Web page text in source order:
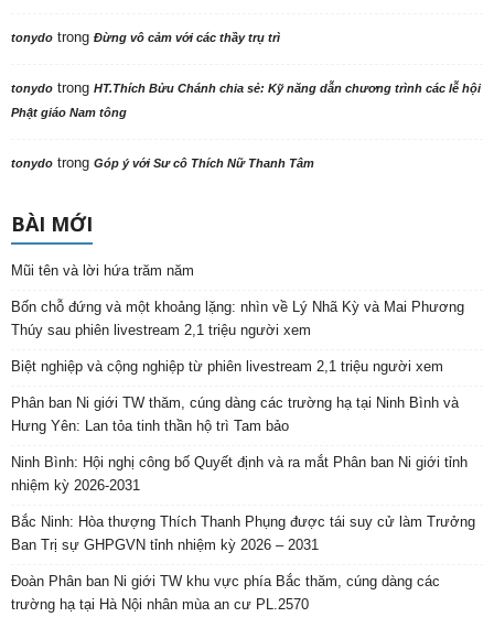
tonydo trong Đừng vô cảm với các thầy trụ trì
tonydo trong HT.Thích Bửu Chánh chia sẻ: Kỹ năng dẫn chương trình các lễ hội
Phật giáo Nam tông
tonydo trong Góp ý với Sư cô Thích Nữ Thanh Tâm
BÀI MỚI
Mũi tên và lời hứa trăm năm
Bốn chỗ đứng và một khoảng lặng: nhìn về Lý Nhã Kỳ và Mai Phương
Thúy sau phiên livestream 2,1 triệu người xem
Biệt nghiệp và cộng nghiệp từ phiên livestream 2,1 triệu người xem
Phân ban Ni giới TW thăm, cúng dàng các trường hạ tại Ninh Bình và
Hưng Yên: Lan tỏa tinh thần hộ trì Tam bảo
Ninh Bình: Hội nghị công bố Quyết định và ra mắt Phân ban Ni giới tỉnh
nhiệm kỳ 2026-2031
Bắc Ninh: Hòa thượng Thích Thanh Phụng được tái suy cử làm Trưởng
Ban Trị sự GHPGVN tỉnh nhiệm kỳ 2026 – 2031
Đoàn Phân ban Ni giới TW khu vực phía Bắc thăm, cúng dàng các
trường hạ tại Hà Nội nhân mùa an cư PL.2570